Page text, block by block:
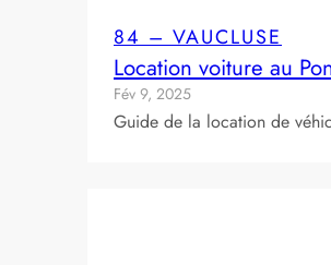
84 – VAUCLUSE
Location voiture au
Fév 9, 2025
Guide de la location de